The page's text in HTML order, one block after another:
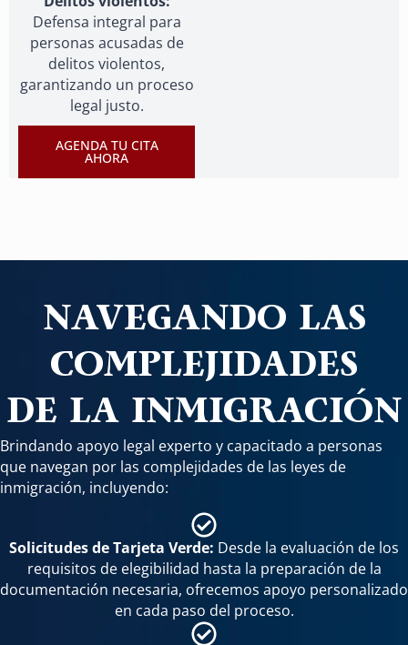
Defensa integral para
personas acusadas de
delitos violentos,
garantizando un proceso
legal justo.
AGENDA TU CITA
AHORA
NAVEGANDO LAS
COMPLEJIDADES
DE LA INMIGRACIÓN
Brindando apoyo legal experto y capacitado a personas
que navegan por las complejidades de las leyes de
inmigración, incluyendo:
Solicitudes de Tarjeta Verde: Desde la evaluación de los
requisitos de elegibilidad hasta la preparación de la
documentación necesaria, ofrecemos apoyo personalizado
en cada paso del proceso.